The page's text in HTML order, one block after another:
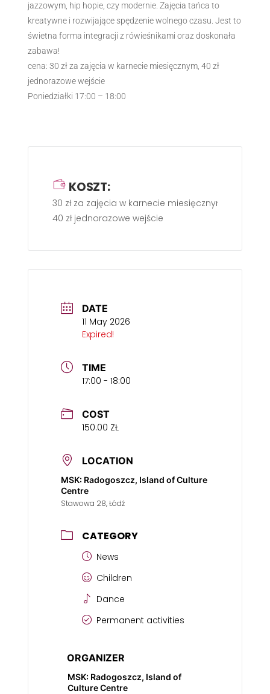
jazzowym, hip hopie, czy modernie. Zajęcia tańca to
kreatywne i rozwijające spędzenie wolnego czasu. Jest to
świetna forma integracji z rówieśnikami oraz doskonała
zabawa!
cena: 30 zł za zajęcia w karnecie miesięcznym, 40 zł
jednorazowe wejście
Poniedziałki 17:00 – 18:00
KOSZT:
30 zł za zajęcia w karnecie miesięcznym,
40 zł jednorazowe wejście
DATE
11 May 2026
Expired!
TIME
17:00 - 18:00
COST
150.00 ZŁ
LOCATION
MSK: Radogoszcz, Island of Culture
Centre
Stawowa 28, Łódź
CATEGORY
News
Children
Dance
Permanent activities
ORGANIZER
MSK: Radogoszcz, Island of
Culture Centre